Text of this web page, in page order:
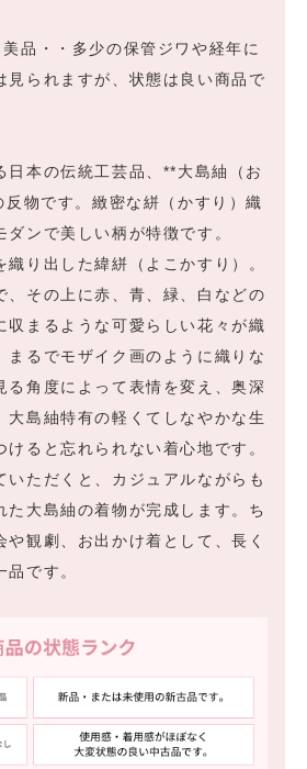
品・・多少の保管ジワや経年に
見られますが、状態は良い商品で
日本の伝統工芸品、**大島紬（お
物です。緻密な絣（かすり）織
ダンで美しい柄が特徴です。
織り出した緯絣（よこかすり）。
、その上に赤、青、緑、白などの
収まるような可愛らしい花々が織
まるでモザイク画のように織りな
る角度によって表情を変え、奥深
大島紬特有の軽くてしなやかな生
ると忘れられない着心地です。
いただくと、カジュアルながらも
た大島紬の着物が完成します。ち
や観劇、お出かけ着として、長く
です。